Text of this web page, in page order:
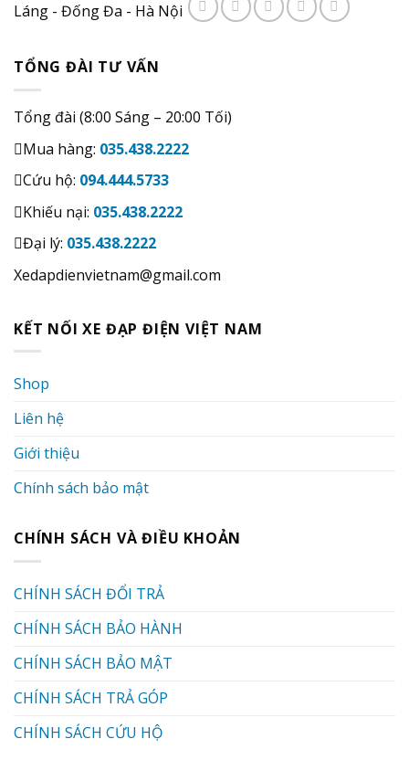
Láng - Đống Đa - Hà Nội
TỔNG ĐÀI TƯ VẤN
Tổng đài (8:00 Sáng – 20:00 Tối)
Mua hàng: 035.438.2222
Cứu hộ: 094.444.5733
Khiếu nại: 035.438.2222
Đại lý: 035.438.2222
Xedapdienvietnam@gmail.com
KẾT NỐI XE ĐẠP ĐIỆN VIỆT NAM
Shop
Liên hệ
Giới thiệu
Chính sách bảo mật
CHÍNH SÁCH VÀ ĐIỀU KHOẢN
CHÍNH SÁCH ĐỔI TRẢ
CHÍNH SÁCH BẢO HÀNH
CHÍNH SÁCH BẢO MẬT
CHÍNH SÁCH TRẢ GÓP
CHÍNH SÁCH CỨU HỘ